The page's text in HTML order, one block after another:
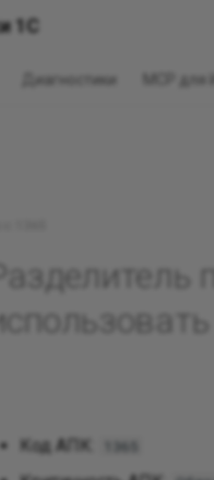
1С
Диагностики MCP
Код АПК: 1365